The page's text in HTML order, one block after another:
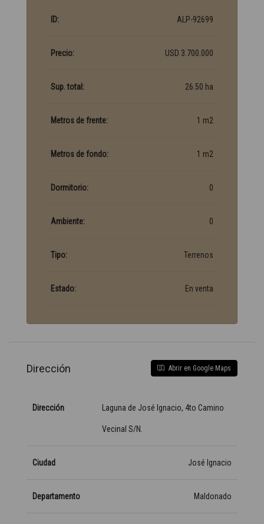
ID: ALP-92699
Precio: USD 3.700.000
Sup. total: 26.50 ha
Metros de frente: 1 m2
Metros de fondo: 1 m2
Dormitorio: 0
Ambiente: 0
Tipo: Terrenos
Estado: En venta
Dirección Abrir en Google Maps
Dirección Laguna de José Ignacio, 4to Camino
Vecinal S/N.
Ciudad José Ignacio
Departamento Maldonado